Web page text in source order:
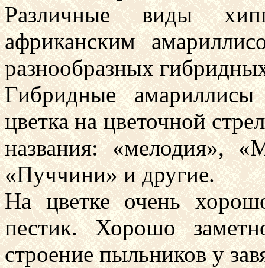
Различные виды
африканским
разнообразных
Гибридные
цветка на цветочной
названия: «мелодия»,
«Пуччини» и другие.
На цветке очень
пестик. Хорошо
строение пыльников у